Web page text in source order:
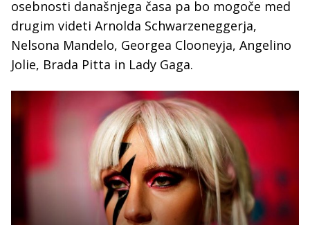
osebnosti današnjega časa pa bo mogoče med
drugim videti Arnolda Schwarzeneggerja,
Nelsona Mandelo, Georgea Clooneyja, Angelino
Jolie, Brada Pitta in Lady Gaga.